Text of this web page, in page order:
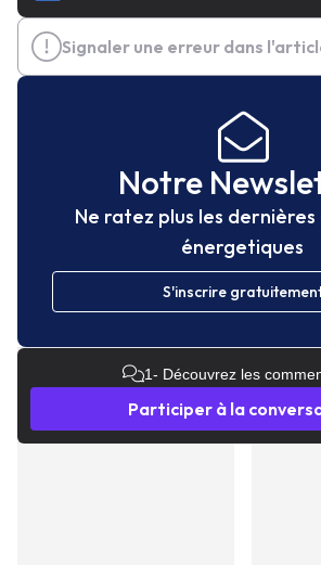
Signaler une erreur dans
Notre
Ne ratez plus les
énergetiques
S'inscrire
1- Découvrez les
Participer à la